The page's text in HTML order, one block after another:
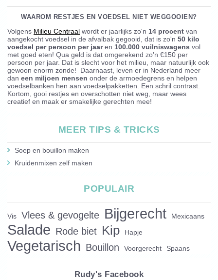
WAAROM RESTJES EN VOEDSEL NIET WEGGOOIEN?
Volgens Milieu Centraal wordt er jaarlijks zo'n 14 procent van
aangekocht voedsel in de afvalbak gegooid, dat is zo'n 50 kilo
voedsel per persoon per jaaren 100.000 vuilniswagens vol
met goed eten! Qua geld is dat omgerekend zo'n €150 per
persoon per jaar. Dat is slecht voor het milieu, maar natuurlijk ook
gewoon enorm zonde! Daarnaast, leven er in Nederland meer
dan een miljoen mensen onder de armoedegrens en helpen
voedselbanken hen aan voedselpakketten. Een schril contrast.
Kortom, gooi restjes en overschotten niet weg, maar wees
creatief en maak er smakelijke gerechten mee!
MEER TIPS & TRICKS
Soep en bouillon maken
Kruidenmixen zelf maken
POPULAIR
Vis Vlees & gevogelte Bijgerecht Mexicaans
Salade Rode biet Kip Hapje
Vegetarisch Bouillon Voorgerecht Spaans
Rudy's Facebook